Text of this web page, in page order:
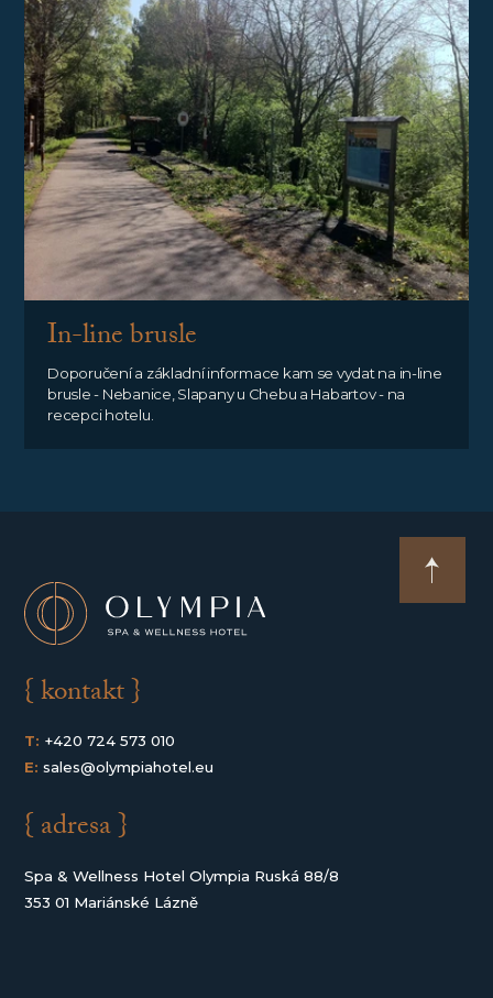
In-line brusle
Doporučení a základní informace kam se vydat na in-line
brusle - Nebanice, Slapany u Chebu a Habartov - na
recepci hotelu.
{ kontakt }
T: +420 724 573 010
E: sales@olympiahotel.eu
{ adresa }
Spa & Wellness Hotel Olympia Ruská 88/8
353 01 Mariánské Lázně